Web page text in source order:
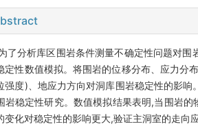
了分析库区围岩条件测量不确定性问题对
定性数值模拟。将围岩的位移分布、应力分
强度)、地应力方向对洞库围岩稳定性的影
岩稳定性研究。数值模拟结果表明,当围岩
变化对稳定性的影响更大,验证主洞室的走向